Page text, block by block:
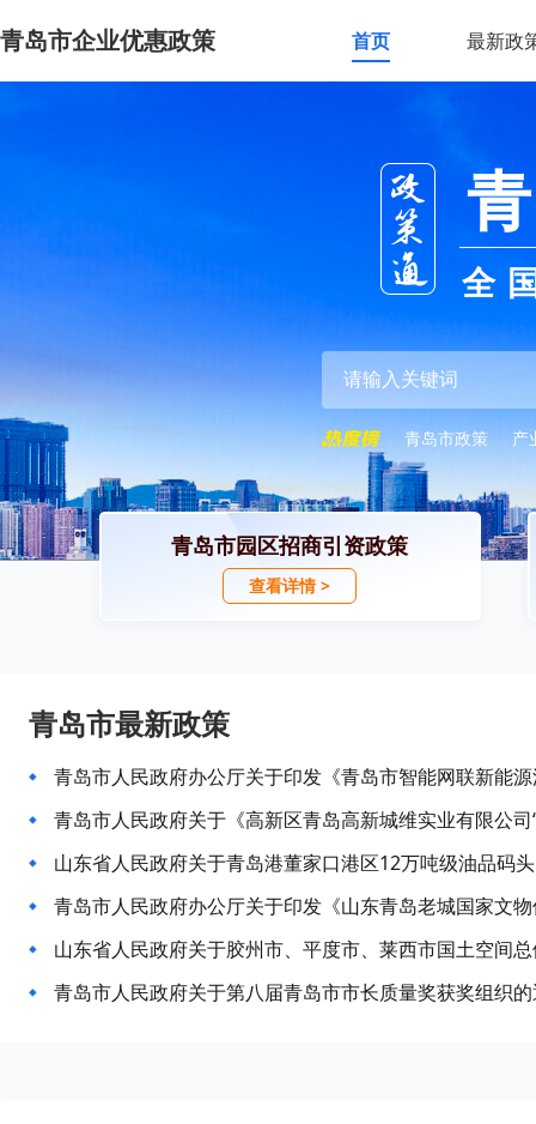
青岛市企业优惠政策 首页 最新政
全
青岛市政策 产
青岛市园区招商引资政策
查看详情 >
青岛市最新政策
山东省人民政府关于青岛港董家口港区12万吨级油品码
山东省人民政府关于胶州市、平度市、莱西市国土空间
青岛市人民政府关于第八届青岛市市长质量奖获奖组织